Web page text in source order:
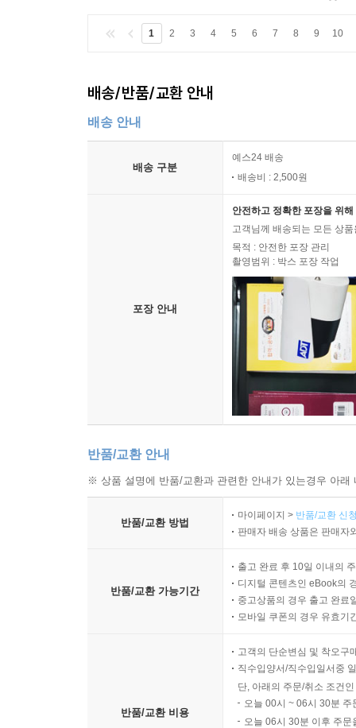
1 2 3 4 5 6 7 8 9 10
배송/반품/교환 안내
배송 안내
배송 구분
예스24 배송
배송비 : 2,500원
포장 안내
안전하고 정확한 포장을 위
고객님께 배송되는 모든 상
목적 : 안전한 포장 관리
촬영범위 : 박스 포장 작업
반품/교환 안내
※ 상품 설명에 반품/교환과 관련한 안내가 있는경우 아
반품/교환 방법
마이페이지 > 반품/교환 신
판매자 배송 상품은 판매자
반품/교환 가능기간
출고 완료 후 10일 이내의
디지털 콘텐츠인 eBook의
중고상품의 경우 출고 완료
모바일 쿠폰의 경우 유효기
반품/교환 비용
고객의 단순변심 및 착오구
직수입양서/직수입일서중
단, 아래의 주문/취소 조건
오늘 00시 ~ 06시 30분
오늘 06시 30분 이후 주